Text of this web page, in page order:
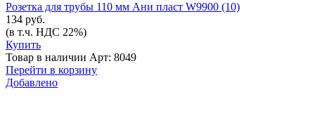
Розетка для трубы 110 мм Ани пласт W9900 (10)
134 руб.
(в т.ч. НДС 22%)
Купить
Товар в наличии Арт: 8049
Перейти в корзину
Добавлено